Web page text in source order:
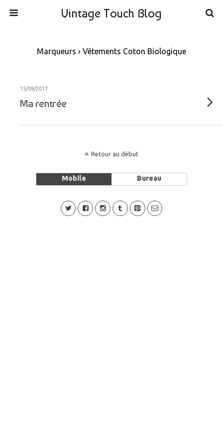
Vintage Touch Blog
Marqueurs › Vêtements Coton Biologique
15/09/2017
Ma rentrée
Retour au début
Mobile Bureau